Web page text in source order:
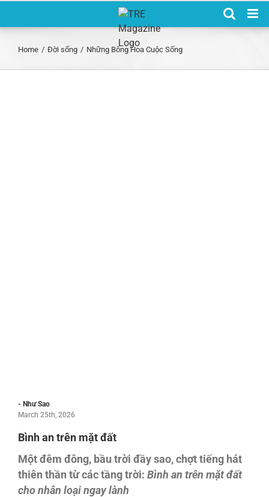
Home / Đời sống / Những Bông Hoa Cuộc Sống
- Như Sao
March 25th, 2026
Bình an trên mặt đất
Một đêm đông, bầu trời đầy sao, chợt tiếng hát
thiên thần từ các tầng trời: Bình an trên mặt đất
cho nhân loại ngay lành